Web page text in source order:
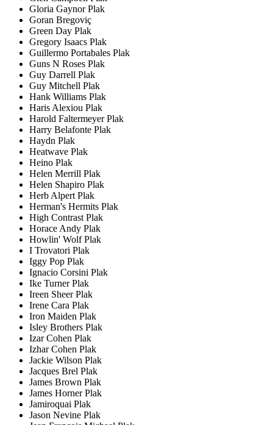
Gloria Gaynor Plak
Goran Bregoviç
Green Day Plak
Gregory Isaacs Plak
Guillermo Portabales Plak
Guns N Roses Plak
Guy Darrell Plak
Guy Mitchell Plak
Hank Williams Plak
Haris Alexiou Plak
Harold Faltermeyer Plak
Harry Belafonte Plak
Haydn Plak
Heatwave Plak
Heino Plak
Helen Merrill Plak
Helen Shapiro Plak
Herb Alpert Plak
Herman's Hermits Plak
High Contrast Plak
Horace Andy Plak
Howlin' Wolf Plak
I Trovatori Plak
Iggy Pop Plak
Ignacio Corsini Plak
Ike Turner Plak
Ireen Sheer Plak
Irene Cara Plak
Iron Maiden Plak
Isley Brothers Plak
Izar Cohen Plak
Izhar Cohen Plak
Jackie Wilson Plak
Jacques Brel Plak
James Brown Plak
James Horner Plak
Jamiroquai Plak
Jason Nevine Plak